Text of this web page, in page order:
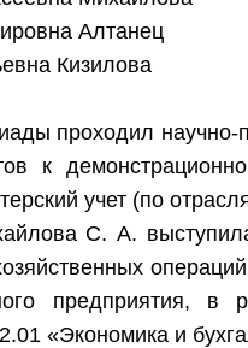
Алтанец
Кизилова
проходил научно-
к
учет (по
С. А.
предприятия,
«Экономика и